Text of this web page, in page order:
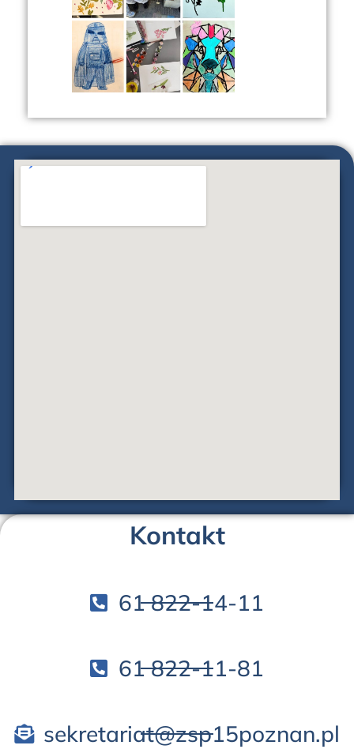
Kontakt
61 822-14-11
61 822-11-81
sekretariat@zsp15poznan.pl